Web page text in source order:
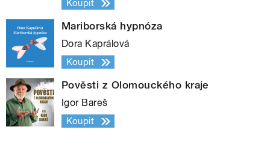
Koupit
Mariborská hypnóza
Dora Kaprálová
Koupit
Pověsti z Olomouckého kraje
Igor Bareš
Koupit